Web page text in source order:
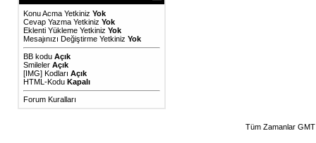
Konu Acma Yetkiniz Yok
Cevap Yazma Yetkiniz Yok
Eklenti Yükleme Yetkiniz Yok
Mesajınızı Değiştirme Yetkiniz Yok
BB kodu Açık
Smileler Açık
[IMG] Kodları Açık
HTML-Kodu Kapalı
Forum Kuralları
Tüm Zamanlar